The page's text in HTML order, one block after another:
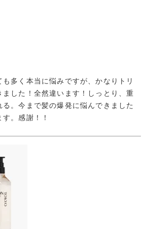
多く本当に悩みですが、かなりトリ
した！全然違います！しっとり、重
。今まで髪の爆発に悩んできました
。感謝！！